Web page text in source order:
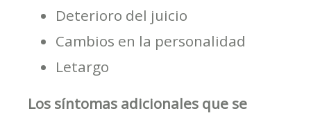
Deterioro del juicio
Cambios en la personalidad
Letargo
Los síntomas adicionales que se